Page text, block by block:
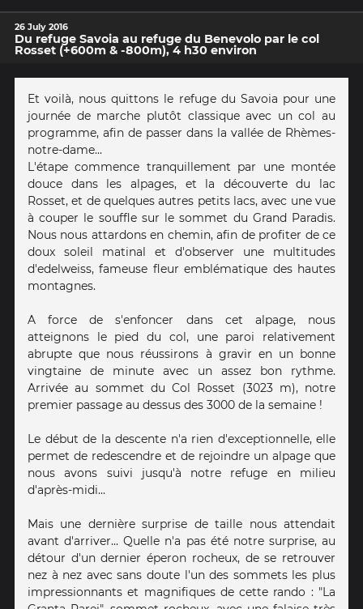
26 July 2016
Du refuge Savoia au refuge du Benevolo par le col
Rosset (+600m & -800m), 4 h30 environ
Et voilà, nous quittons le refuge du Savoia pour une
journée de marche plutôt classique avec un col au
programme, afin de passer dans la vallée de Rhèmes-
notre-dame...
L'étape commence tranquillement par une montée
douce dans les alpages, et la découverte du lac
Rosset, et de quelques autres petits lacs, avec une vue
à couper le souffle sur le sommet du Grand Paradis.
Nous nous attardons en chemin, afin de profiter de ce
doux soleil matinal et d'observer une multitudes
d'edelweiss, fameuse fleur emblématique des hautes
montagnes.
A force de s'enfoncer dans cet alpage, nous
atteignons le pied du col, une paroi relativement
abrupte que nous réussirons à gravir en un bonne
vingtaine de minute avec un assez bon rythme.
Arrivée au sommet du Col Rosset (3023 m), notre
premier passage au dessus des 3000 de la semaine !
Le début de la descente n'a rien d'exceptionnelle, elle
permet de redescendre et de rejoindre un alpage que
nous avons suivi jusqu'à notre refuge en milieu
d'après-midi...
Mais une dernière surprise de taille nous attendait
avant d'arriver... Quelle n'a pas été notre surprise, au
détour d'un dernier éperon rocheux, de se retrouver
nez à nez avec sans doute l'un des sommets les plus
impressionnants et magnifiques de cette rando : "La